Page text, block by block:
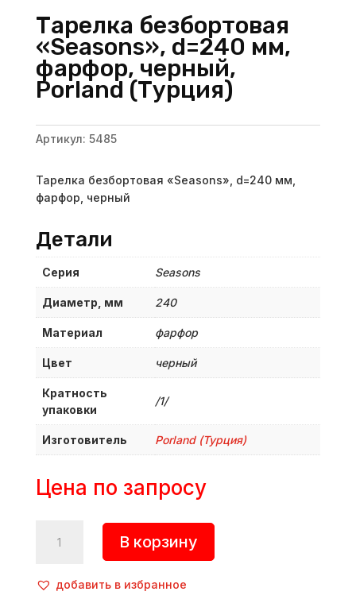
Тарелка безбортовая
«Seasons», d=240 мм,
фарфор, черный,
Porland (Турция)
Артикул: 5485
Тарелка безбортовая «Seasons», d=240 мм,
фарфор, черный
Детали
Серия Seasons
Диаметр, мм 240
Материал фарфор
Цвет черный
Кратность
упаковки
/1/
Изготовитель Porland (Турция)
Цена по запросу
товара
безбортовая
В корзину
добавить в избранное